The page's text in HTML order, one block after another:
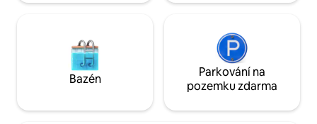
Bazén
Parkování na
pozemku zdarma